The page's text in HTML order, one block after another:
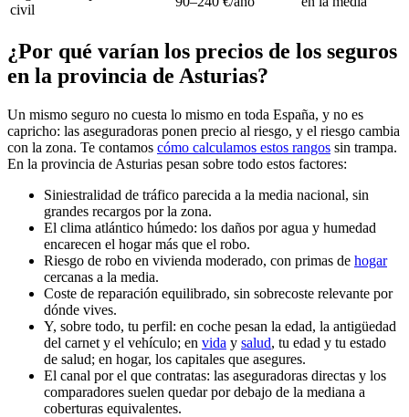
civil
¿Por qué varían los precios de los seguros
en la provincia de Asturias?
Un mismo seguro no cuesta lo mismo en toda España, y no es
capricho: las aseguradoras ponen precio al riesgo, y el riesgo cambia
con la zona. Te contamos cómo calculamos estos rangos sin trampa.
En la provincia de Asturias pesan sobre todo estos factores:
Siniestralidad de tráfico parecida a la media nacional, sin
grandes recargos por la zona.
El clima atlántico húmedo: los daños por agua y humedad
encarecen el hogar más que el robo.
Riesgo de robo en vivienda moderado, con primas de hogar
cercanas a la media.
Coste de reparación equilibrado, sin sobrecoste relevante por
dónde vives.
Y, sobre todo, tu perfil: en coche pesan la edad, la antigüedad
del carnet y el vehículo; en vida y salud, tu edad y tu estado
de salud; en hogar, los capitales que asegures.
El canal por el que contratas: las aseguradoras directas y los
comparadores suelen quedar por debajo de la mediana a
coberturas equivalentes.